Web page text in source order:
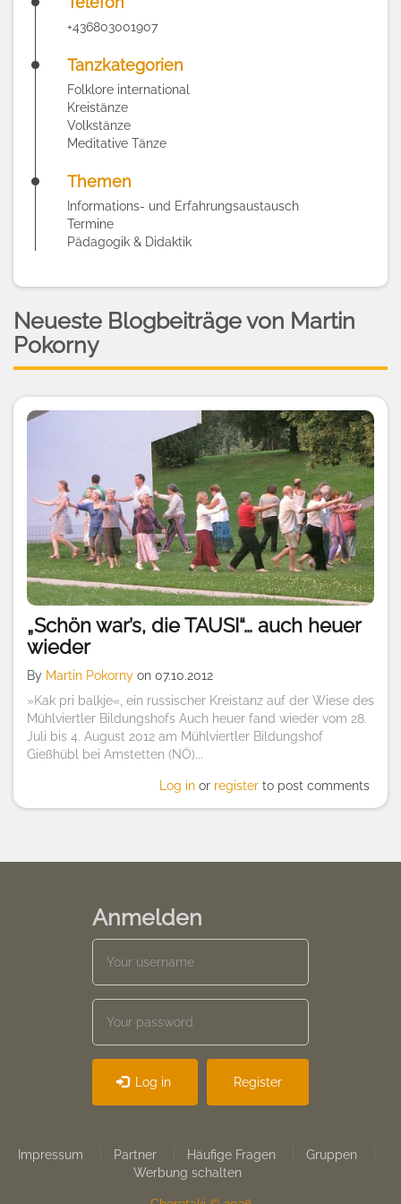
+436803001907
Tanzkategorien
Folklore international
Kreistänze
Volkstänze
Meditative Tänze
Themen
Informations- und Erfahrungsaustausch
Termine
Pädagogik & Didaktik
Neueste Blogbeiträge von Martin
Pokorny
„Schön war’s, die TAUSI“… auch heuer
wieder
By Martin Pokorny on 07.10.2012
»Kak pri balkje«, ein russischer Kreistanz auf der Wiese des
Mühlviertler Bildungshofs Auch heuer fand wieder vom 28.
Juli bis 4. August 2012 am Mühlviertler Bildungshof
Gießhübl bei Amstetten (NÖ)...
Log in or register to post comments
Anmelden
Log in Register
Footer
Impressum Partner Häufige Fragen
Gruppen
Werbung schalten